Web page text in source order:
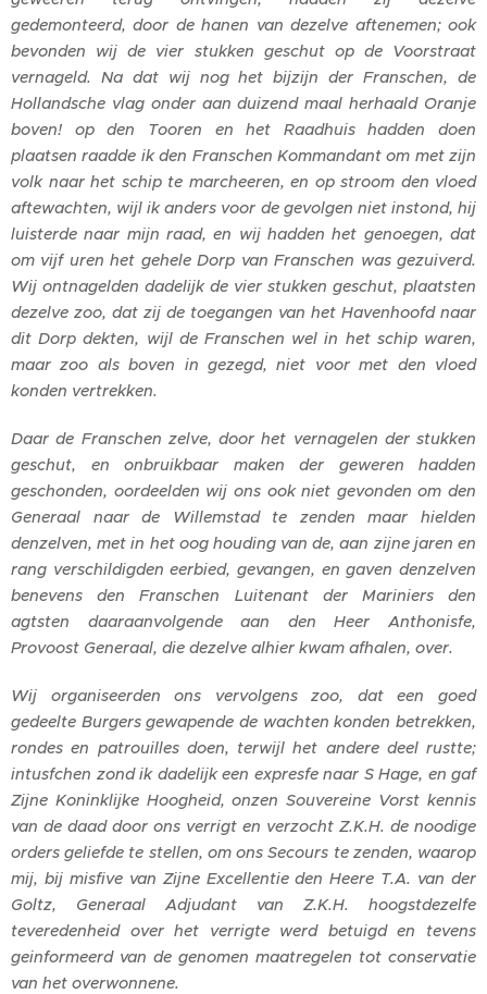
gedemonteerd, door de hanen van dezelve aftenemen; ook
bevonden wij de vier stukken geschut op de Voorstraat
vernageld. Na dat wij nog het bijzijn der Franschen, de
Hollandsche vlag onder aan duizend maal herhaald Oranje
boven! op den Tooren en het Raadhuis hadden doen
plaatsen raadde ik den Franschen Kommandant om met zijn
volk naar het schip te marcheeren, en op stroom den vloed
aftewachten, wijl ik anders voor de gevolgen niet instond, hij
luisterde naar mijn raad, en wij hadden het genoegen, dat
om vijf uren het gehele Dorp van Franschen was gezuiverd.
Wij ontnagelden dadelijk de vier stukken geschut, plaatsten
dezelve zoo, dat zij de toegangen van het Havenhoofd naar
dit Dorp dekten, wijl de Franschen wel in het schip waren,
maar zoo als boven in gezegd, niet voor met den vloed
konden vertrekken.
Daar de Franschen zelve, door het vernagelen der stukken
geschut, en onbruikbaar maken der geweren hadden
geschonden, oordeelden wij ons ook niet gevonden om den
Generaal naar de Willemstad te zenden maar hielden
denzelven, met in het oog houding van de, aan zijne jaren en
rang verschildigden eerbied, gevangen, en gaven denzelven
benevens den Franschen Luitenant der Mariniers den
agtsten daaraanvolgende aan den Heer Anthonisfe,
Provoost Generaal, die dezelve alhier kwam afhalen, over.
Wij organiseerden ons vervolgens zoo, dat een goed
gedeelte Burgers gewapende de wachten konden betrekken,
rondes en patrouilles doen, terwijl het andere deel rustte;
intusfchen zond ik dadelijk een expresfe naar S Hage, en gaf
Zijne Koninklijke Hoogheid, onzen Souvereine Vorst kennis
van de daad door ons verrigt en verzocht Z.K.H. de noodige
orders geliefde te stellen, om ons Secours te zenden, waarop
mij, bij misfive van Zijne Excellentie den Heere T.A. van der
Goltz, Generaal Adjudant van Z.K.H. hoogstdezelfe
teveredenheid over het verrigte werd betuigd en tevens
geinformeerd van de genomen maatregelen tot conservatie
van het overwonnene.